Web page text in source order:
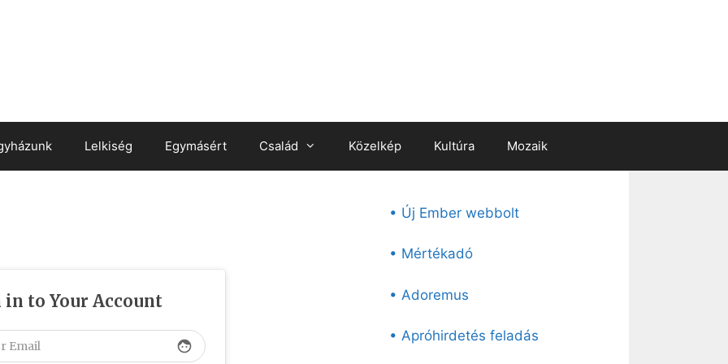
Lelkiség Egymásért Család Közelkép Kultúra Mozaik
in to Your Account
face
• Új Ember webbolt
• Mértékadó
• Adoremus
• Apróhirdetés feladás